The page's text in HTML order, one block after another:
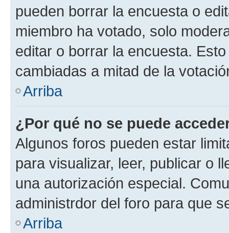
pueden borrar la encuesta o
miembro ha votado, solo
editar o borrar la encuesta.
cambiadas a mitad de la
Arriba
¿Por qué no se puede
Algunos foros pueden estar
para visualizar, leer, publicar o
una autorización especial.
administrdor del foro para que
Arriba